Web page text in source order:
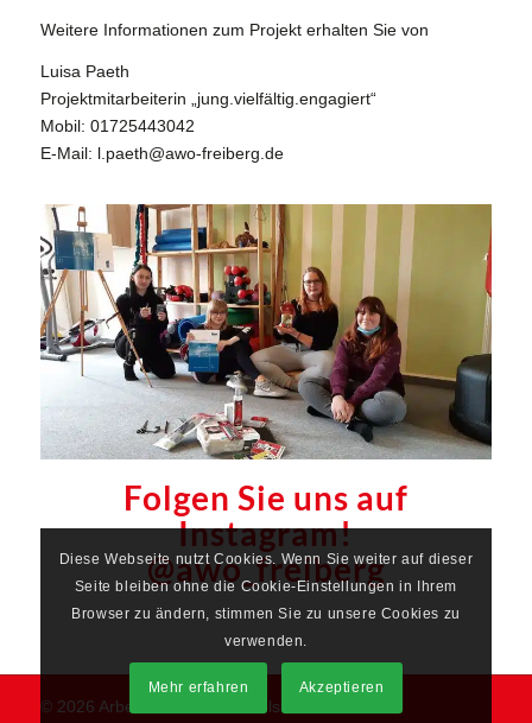
Weitere Informationen zum Projekt erhalten Sie von
Luisa Paeth
Projektmitarbeiterin „jung.vielfältig.engagiert“
Mobil: 01725443042
E-Mail: l.paeth@awo-freiberg.de
Folgen Sie uns auf
Instagram!
@awo_freiberg
© 2026 Arbeiterwohlfahrt Mittelsachsen e.V.
Diese Webseite nutzt Cookies. Wenn Sie weiter auf dieser
Seite bleiben ohne die Cookie-Einstellungen in Ihrem
Browser zu ändern, stimmen Sie zu unsere Cookies zu
verwenden.
Mehr erfahren Akzeptieren